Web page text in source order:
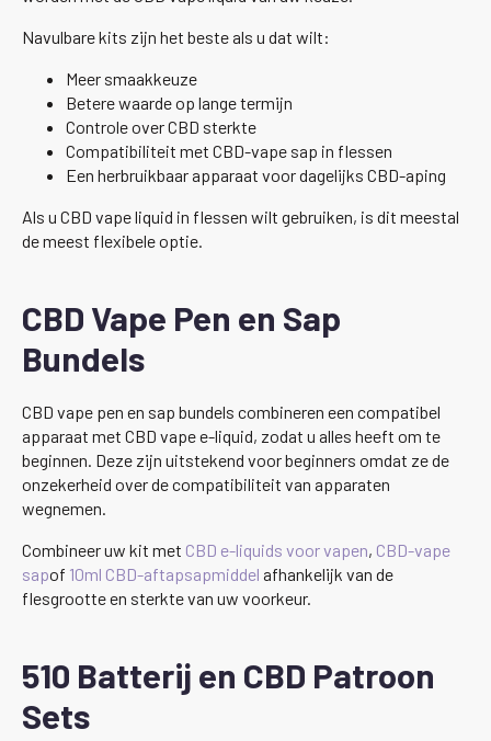
Navulbare kits zijn het beste als u dat wilt:
Meer smaakkeuze
Betere waarde op lange termijn
Controle over CBD sterkte
Compatibiliteit met CBD-vape sap in flessen
Een herbruikbaar apparaat voor dagelijks CBD-aping
Als u CBD vape liquid in flessen wilt gebruiken, is dit meestal
de meest flexibele optie.
CBD Vape Pen en Sap
Bundels
CBD vape pen en sap bundels combineren een compatibel
apparaat met CBD vape e-liquid, zodat u alles heeft om te
beginnen. Deze zijn uitstekend voor beginners omdat ze de
onzekerheid over de compatibiliteit van apparaten
wegnemen.
Combineer uw kit met CBD e-liquids voor vapen, CBD-vape
sapof 10ml CBD-aftapsapmiddel afhankelijk van de
flesgrootte en sterkte van uw voorkeur.
510 Batterij en CBD Patroon
Sets